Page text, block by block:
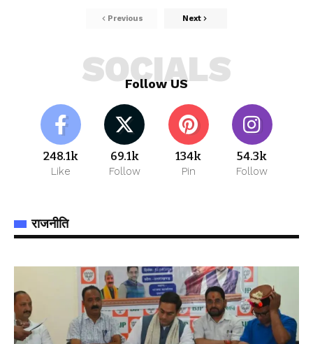
Previous Next
Follow US
SOCIALS
248.1k
Like
69.1k
Follow
134k
Pin
54.3k
Follow
राजनीति